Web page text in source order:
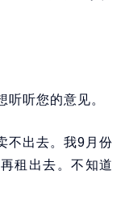
听您的意见。
不出去。我9月份
租出去。不知道